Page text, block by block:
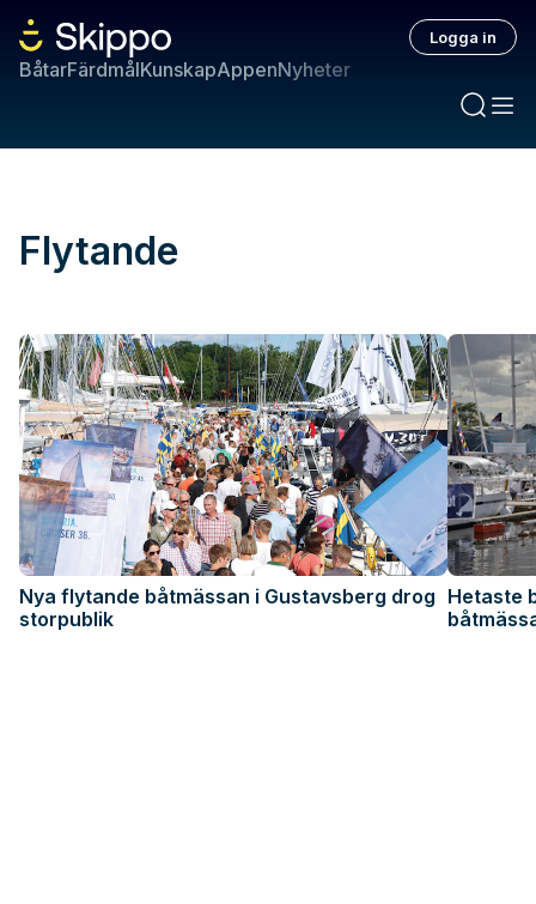
BåtarFärdmålKunskapAppenNyheter
Logga in
Flytande
Nya flytande båtmässan i Gustavsberg drog
storpublik
Hetaste